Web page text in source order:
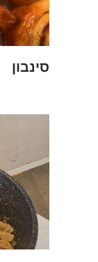
סינבון